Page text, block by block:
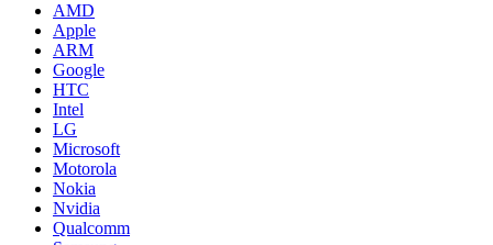
AMD
Apple
ARM
Google
HTC
Intel
LG
Microsoft
Motorola
Nokia
Nvidia
Qualcomm